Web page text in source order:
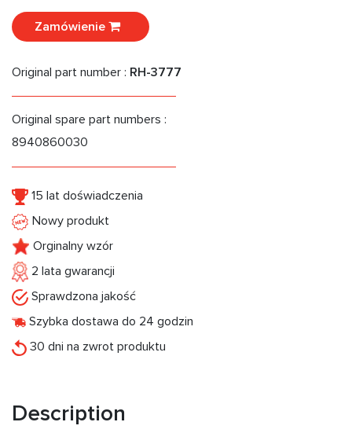
Zamówienie
Original part number : RH-3777
Original spare part numbers :
8940860030
15 lat doświadczenia
Nowy produkt
Orginalny wzór
2 lata gwarancji
Sprawdzona jakość
Szybka dostawa do 24 godzin
30 dni na zwrot produktu
Description